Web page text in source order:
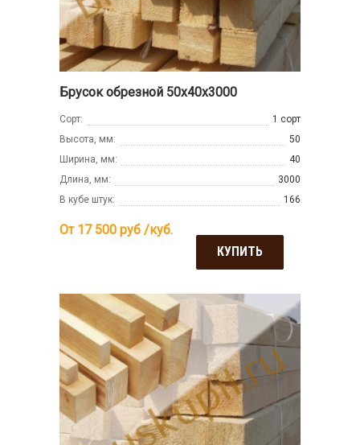
Брусок обрезной 50х40х3000
Сорт:
1 сорт
Высота, мм:
50
Ширина, мм:
40
Длина, мм:
3000
В кубе штук:
166
От 17 500 руб /куб.
КУПИТЬ